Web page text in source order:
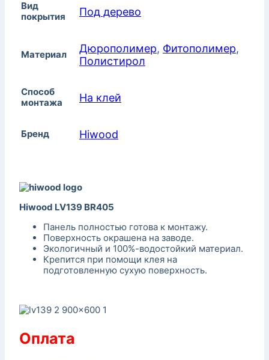
Вид
покрытия
Под дерево
Материал Дюрополимер, Фитополимер,
Полистирол
Способ
монтажа
На клей
Бренд Hiwood
Hiwood LV139 BR405
Панель полностью готова к монтажу.
Поверхность окрашена на заводе.
Экологичный и 100%-водостойкий материал.
Крепится при помощи клея на
подготовленную сухую поверхность.
Оплата